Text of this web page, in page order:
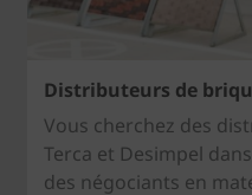
Distributeurs de
Vous cherchez des
Terca et Desimpel
des négociants en